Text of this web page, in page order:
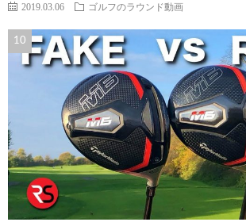
2019.03.06 ゴルフのラウンド動画